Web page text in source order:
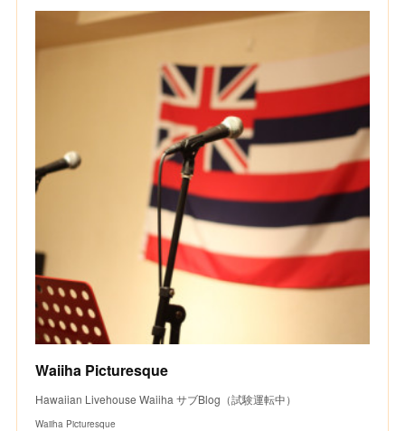
Waiiha Picturesque
Hawaiian Livehouse Waiiha サブBlog（試験運転中）
Waiiha Picturesque